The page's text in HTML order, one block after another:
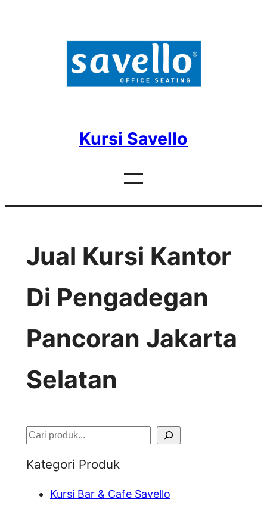
Kursi Savello
Jual Kursi Kantor
Di Pengadegan
Pancoran Jakarta
Selatan
S
Kategori Produk
Kursi Bar & Cafe Savello